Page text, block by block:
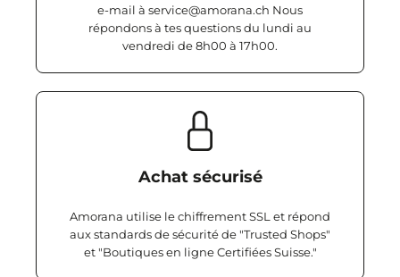
e-mail à service@amorana.ch Nous
répondons à tes questions du lundi au
vendredi de 8h00 à 17h00.
Achat sécurisé
Amorana utilise le chiffrement SSL et répond
aux standards de sécurité de "Trusted Shops"
et "Boutiques en ligne Certifiées Suisse."